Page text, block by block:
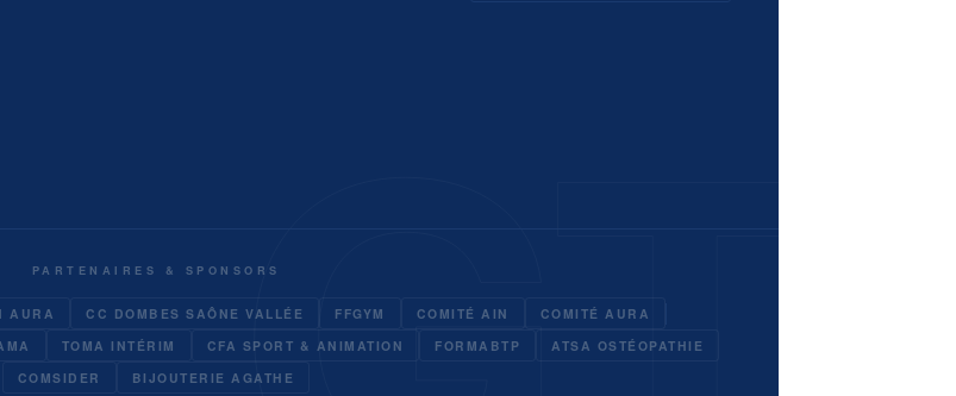
PARTENAIRES & SPONSORS
AURA CC DOMBES SAÔNE VALLÉE FFGYM COMITÉ AIN
COMITÉ AURA
TOMA INTÉRIM CFA SPORT & ANIMATION FORMABTP
ATSA OSTÉOPATHIE
COMSIDER
BIJOUTERIE AGATHE